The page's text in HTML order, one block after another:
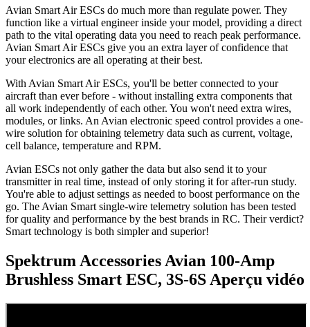
Avian Smart Air ESCs do much more than regulate power. They
function like a virtual engineer inside your model, providing a direct
path to the vital operating data you need to reach peak performance.
Avian Smart Air ESCs give you an extra layer of confidence that
your electronics are all operating at their best.
With Avian Smart Air ESCs, you'll be better connected to your
aircraft than ever before - without installing extra components that
all work independently of each other. You won't need extra wires,
modules, or links. An Avian electronic speed control provides a one-
wire solution for obtaining telemetry data such as current, voltage,
cell balance, temperature and RPM.
Avian ESCs not only gather the data but also send it to your
transmitter in real time, instead of only storing it for after-run study.
You're able to adjust settings as needed to boost performance on the
go. The Avian Smart single-wire telemetry solution has been tested
for quality and performance by the best brands in RC. Their verdict?
Smart technology is both simpler and superior!
Spektrum Accessories Avian 100-Amp
Brushless Smart ESC, 3S-6S Aperçu vidéo